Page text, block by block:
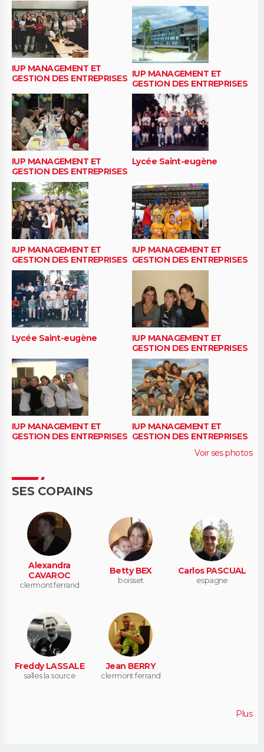
IUP MANAGEMENT ET
GESTION DES ENTREPRISES IUP MANAGEMENT ET
GESTION DES ENTREPRISES
IUP MANAGEMENT ET
GESTION DES ENTREPRISES
Lycée Saint-eugène
IUP MANAGEMENT ET
GESTION DES ENTREPRISES
IUP MANAGEMENT ET
GESTION DES ENTREPRISES
Lycée Saint-eugène
IUP MANAGEMENT ET
GESTION DES ENTREPRISES
IUP MANAGEMENT ET
GESTION DES ENTREPRISES
IUP MANAGEMENT ET
GESTION DES ENTREPRISES
Voir ses photos
SES COPAINS
Alexandra
CAVAROC
clermont ferrand
Betty BEX
boisset
Carlos PASCUAL
espagne
Freddy LASSALE
salles la source
Jean BERRY
clermont ferrand
Plus